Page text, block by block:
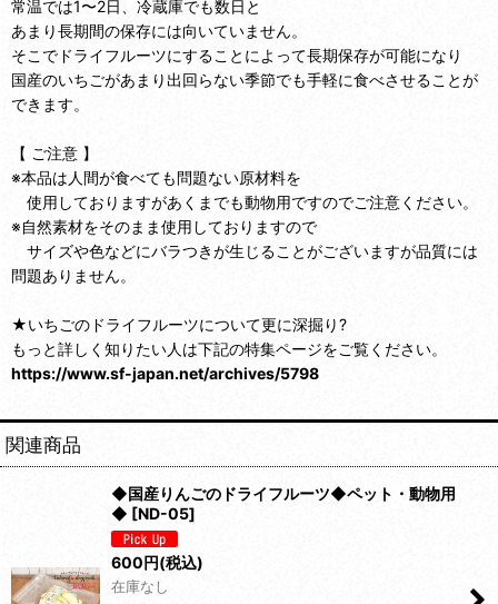
常温では1〜2日、冷蔵庫でも数日と
あまり長期間の保存には向いていません。
そこでドライフルーツにすることによって長期保存が可能になり
国産のいちごがあまり出回らない季節でも手軽に食べさせることが
できます。
【 ご注意 】
※本品は人間が食べても問題ない原材料を
使用しておりますがあくまでも動物用ですのでご注意ください。
※自然素材をそのまま使用しておりますので
サイズや色などにバラつきが生じることがございますが品質には
問題ありません。
★いちごのドライフルーツについて更に深掘り?
もっと詳しく知りたい人は下記の特集ページをご覧ください。
https://www.sf-japan.net/archives/5798
関連商品
◆国産りんごのドライフルーツ◆ペット・動物用
◆ [ND-05]
600円(税込)
在庫なし